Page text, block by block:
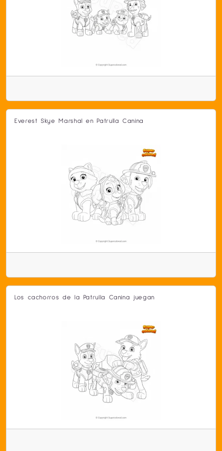
Everest Skye Marshal en Patrulla Canina
Los cachorros de la Patrulla Canina juegan